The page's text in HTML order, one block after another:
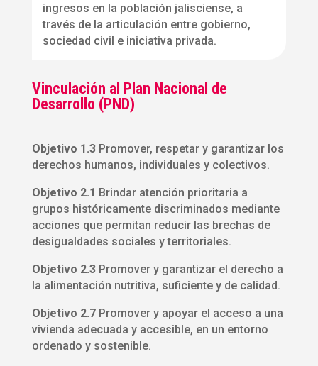
ingresos en la población jalisciense, a
través de la articulación entre gobierno,
sociedad civil e iniciativa privada.
Vinculación al Plan Nacional de
Desarrollo (PND)
Objetivo 1.3Promover, respetar y garantizar los
derechos humanos, individuales y colectivos.
Objetivo 2.1 Brindar atención prioritaria a
grupos históricamente discriminados mediante
acciones que permitan reducir las brechas de
desigualdades sociales y territoriales.
Objetivo 2.3Promover y garantizar el derecho a
la alimentación nutritiva, suficiente y de calidad.
Objetivo 2.7Promover y apoyar el acceso a una
vivienda adecuada y accesible, en un entorno
ordenado y sostenible.